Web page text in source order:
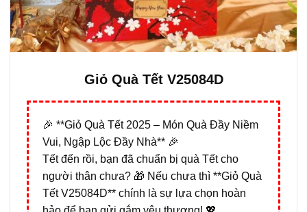
Giỏ Quà Tết V25084D
🎉 **Giỏ Quà Tết 2025 – Món Quà Đầy Niềm
Vui, Ngập Lộc Đầy Nhà** 🎉
Tết đến rồi, bạn đã chuẩn bị quà Tết cho
người thân chưa? 🎁 Nếu chưa thì **Giỏ Quà
Tết V25084D** chính là sự lựa chọn hoàn